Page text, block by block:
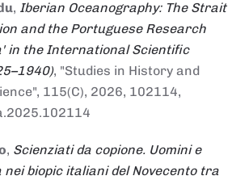
, Iberian Oceanography: The Strait
and the Portuguese Research
in the International Scientific
, "Studies in History and
115(C), 2026, 102114,
, Scienziati da copione. Uomini e
nei biopic italiani del Novecento tra